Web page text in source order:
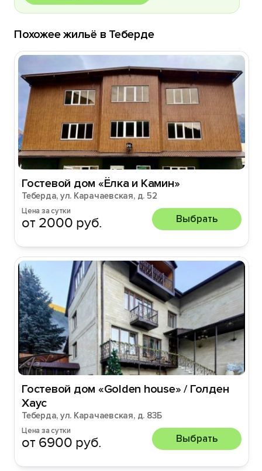
Похожее жильё в Теберде
Гостевой дом «Ёлка и Камин»
Теберда, ул. Карачаевская, д. 52
Цена за сутки
от 2000 руб. Выбрать
Гостевой дом «Golden house» / Голден
Хаус
Теберда, ул. Карачаевская, д. 83Б
Цена за сутки
от 6900 руб. Выбрать